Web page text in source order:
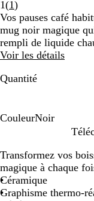
touches
fléchées
pour
faire
1(1Lire
les
1
avis
)
Vos pauses café
mug noir magique
rempli de liquide
Voir les détails
Quantité
CouleurNoir
i
r
Transformez vos
magique à chaque
Céramique
Graphisme thermo-